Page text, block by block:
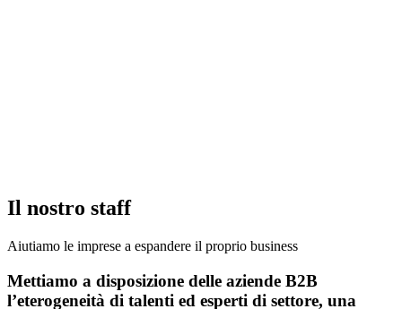
Il nostro staff
Aiutiamo le imprese a espandere il proprio business
Mettiamo a disposizione delle aziende B2B
l’eterogeneità di talenti ed esperti di settore, una